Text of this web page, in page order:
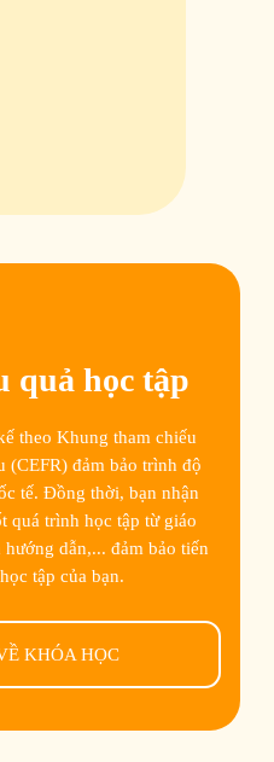
quả học tập
theo Khung tham chiếu
(CEFR) đảm bảo trình độ
tế. Đồng thời, bạn nhận
quá trình học tập từ giáo
dẫn,... đảm bảo tiến
tập của bạn.
KHÓA HỌC